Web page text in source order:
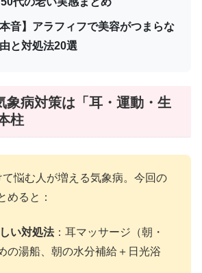
本音】アラフィフで美容がつまらな
と対処法20選
象病対策は「耳・運動・生
柱
悩む人が増える気象病。今回の
めると：
い対処法：耳マッサージ（朝・
の湯船、朝の水分補給＋日光浴